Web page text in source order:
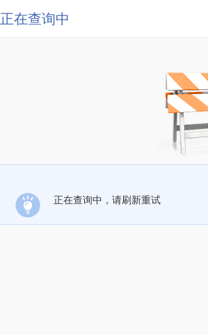
正在查询中
正在查询中，请刷新重试